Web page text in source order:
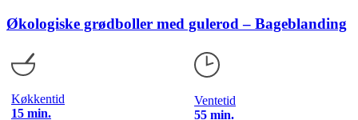
Økologiske grødboller med gulerod – Bageblanding
Køkkentid
15 min.
Ventetid
55 min.